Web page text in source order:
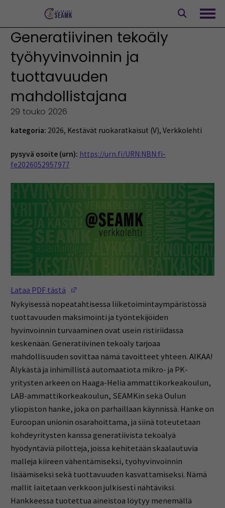
Generatiivinen tekoäly
työhyvinvoinnin ja
tuottavuuden
mahdollistajana
29 touko 2026
kategoria: 2026, Kestävät ruokaratkaisut (V), Verkkolehti
pysyvä osoite (urn): https://urn.fi/URN:NBN:fi-
fe2026052957977
Lataa PDF tästä
Nykyisessä nopeatahtisessa liiketoimintaympäristössä
tuottavuuden maksimointi ja työntekijöiden
hyvinvoinnin turvaaminen ovat usein ristiriidassa
keskenään. Generatiivinen tekoäly tarjoaa
mahdollisuuden sovittaa nämä tavoitteet yhteen. AIKAA!
Älykästä ja inhimillistä automaatiota mikro- ja PK-
yritysten arkeen on Haaga-Helia ammattikorkeakoulun,
LAB-ammattikorkeakoulun, SEAMKin sekä Oulun
yliopiston hanke, joka on parhaillaan käynnissä. Hanke on
Euroopan unionin osarahoittama, ja siinä toteutetaan
kohdeyritysten kanssa generatiivista tekoälyä
hyödyntäviä pilotteja, joissa kehitetään skaalautuvia
malleja kiireen vähentämiseksi, työhyvinvoinnin
lisäämiseksi sekä tuottavuuden kasvattamiseksi. Nämä
mallit laitetaan verkkoon julkisesti nähtäviksi.
Hankkeessa tuotettua aineistoa löytyy menemällä